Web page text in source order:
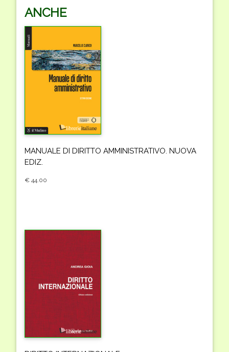
ANCHE
MANUALE DI DIRITTO AMMINISTRATIVO. NUOVA
EDIZ.
€ 44.00